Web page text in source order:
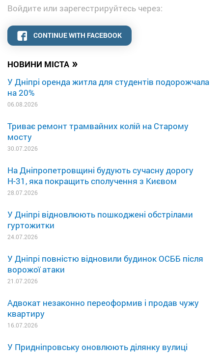
НОВИНИ МІСТА »
У Дніпрі оренда житла для студентів подорожчала
на 20%
06.08.2026
Триває ремонт трамвайних колій на Старому
мосту
30.07.2026
На Дніпропетровщині будують сучасну дорогу
Н-31, яка покращить сполучення з Києвом
28.07.2026
У Дніпрі відновлюють пошкоджені обстрілами
гуртожитки
24.07.2026
У Дніпрі повністю відновили будинок ОСББ після
ворожої атаки
21.07.2026
Адвокат незаконно переоформив і продав чужу
квартиру
16.07.2026
У Придніпровську оновлюють ділянку вулиці
Войдите или зарегестрируйтесь через:
CONTINUE WITH FACEBOOK